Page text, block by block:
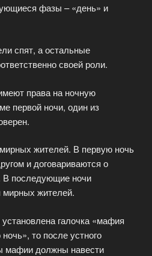
фазы – «день» и
спят, а остальные
своей роли.
права на ночную
первой ночи, один из
жителей. В первую ночь
и договариваются о
В последующие ночи
мирных жителей.
галочка «мафия
то после устного
мафии должны навести